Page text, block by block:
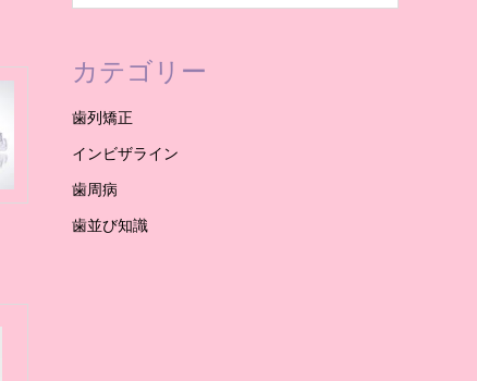
カテゴリー
歯列矯正
インビザライン
歯周病
歯並び知識